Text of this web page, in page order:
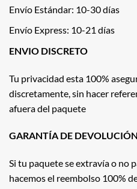
Envío Estándar: 10-30 días
Envío Express: 10-21 días
ENVIO DISCRETO
Tu privacidad esta 100%
discretamente, sin hacer
afuera del paquete
GARANTÍA DE DEVOLUCIÓN
Si tu paquete se extravía o no
hacemos el reembolso 100%